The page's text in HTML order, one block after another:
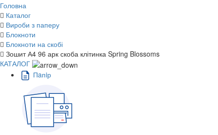
Головна
Каталог
Вироби з паперу
Блокноти
Блокноти на скобі
Зошит А4 96 арк скоба клітинка Spring Blossoms
КАТАЛОГ
Пaпiр